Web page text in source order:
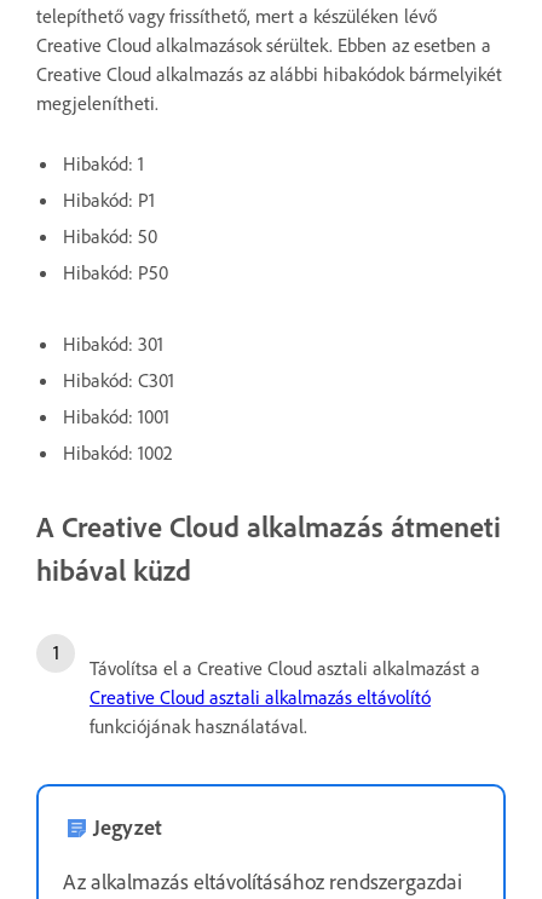
telepíthető vagy frissíthető, mert a készüléken lévő
Creative Cloud alkalmazások sérültek. Ebben az esetben a
Creative Cloud alkalmazás az alábbi hibakódok bármelyikét
megjelenítheti.
Hibakód: 1
Hibakód: P1
Hibakód: 50
Hibakód: P50
Hibakód: 301
Hibakód: C301
Hibakód: 1001
Hibakód: 1002
A Creative Cloud alkalmazás átmeneti
hibával küzd
Távolítsa el a Creative Cloud asztali alkalmazást a
Creative Cloud asztali alkalmazás eltávolító
funkciójának használatával.
Jegyzet
Az alkalmazás eltávolításához rendszergazdai